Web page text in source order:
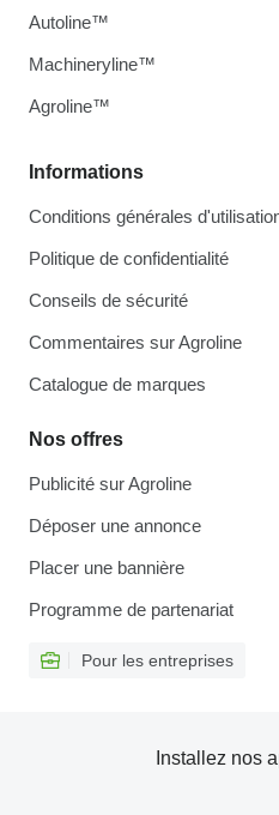
Informations
Conditions générales
Politique de confidentialité
Conseils de sécurité
Commentaires sur Agroline
Catalogue de marques
Nos offres
Publicité sur Agroline
Déposer une annonce
Placer une bannière
Programme de partenariat
Pour les entreprises
Autoline™
Machineryline™
Agroline™
Installez nos